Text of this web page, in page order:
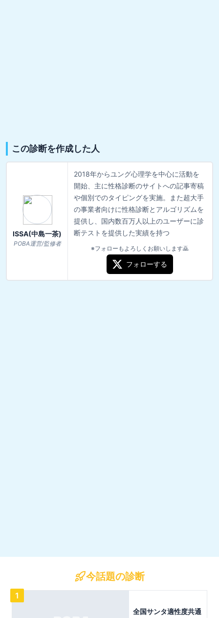
この診断を作成した人
ISSA(中島一茶)
POBA運営/監修者
2018年からユング心理学を中心に活動を
開始、主に性格診断のサイトへの記事寄稿
や個別でのタイピングを実施。また超大手
の事業者向けに性格診断とアルゴリズムを
提供し、国内数百万人以上のユーザーに診
断テストを提供した実績を持つ
※フォローもよろしくお願いします🙇
フォローする
今話題の診断
1
全国サンタ適性度共通